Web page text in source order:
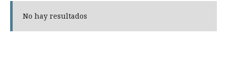
No hay resultados